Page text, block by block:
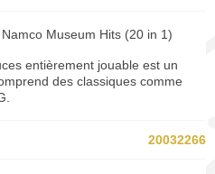
Museum Hits (20 in 1)
entièrement jouable est un
des classiques comme
20032266